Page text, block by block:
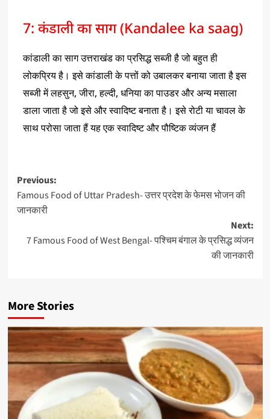
7: कंडाली का साग (Kandalee ka saag)
कांडाली का साग उत्तराखंड का प्रसिद्ध सब्जी है जो बहुत ही
लोकप्रिय है। इसे कांडाली के पत्तों को उबालकर बनाया जाता है इस
सब्जी में लहसुन, जीरा, हल्दी, धनिया का पाउडर और अन्य मसाला
डाला जाता है जो इसे और स्वादिष्ट बनाता है। इसे रोटी या चावल के
साथ परोसा जाता हैं यह एक स्वादिष्ट और पौष्टिक व्यंजन हैं
Previous:
Famous Food of Uttar Pradesh- उत्तर प्रदेश के फेमस भोजन की
जानकारी
Next:
7 Famous Food of West Bengal- पश्चिम बंगाल के प्रसिद्ध व्यंजन
की जानकारी
More Stories